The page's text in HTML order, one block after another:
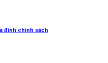
đình chính sách